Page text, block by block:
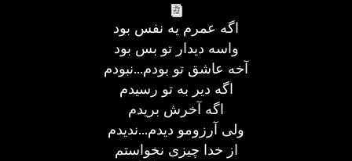
اگه عمرم یه نفس بود
واسه دیدار تو بس بود
آخه عاشق تو بودم...نبودم
اگه دیر به تو رسیدم
اگه آخرش بریدم
ولی آرزومو دیدم...ندیدم
از خدا چیزی نخواستم